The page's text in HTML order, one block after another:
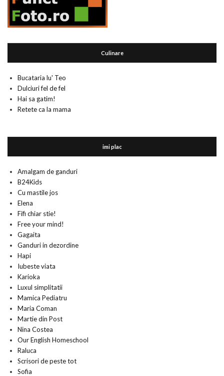
Culinare
Bucataria lu' Teo
Dulciuri fel de fel
Hai sa gatim!
Retete ca la mama
imi plac
Amalgam de ganduri
B24Kids
Cu mastile jos
Elena
Fifi chiar stie!
Free your mind!
Gagaita
Ganduri in dezordine
Hapi
Iubeste viata
Karioka
Luxul simplitatii
Mamica Pediatru
Maria Coman
Martie din Post
Nina Costea
Our English Homeschool
Raluca
Scrisori de peste tot
Sofia